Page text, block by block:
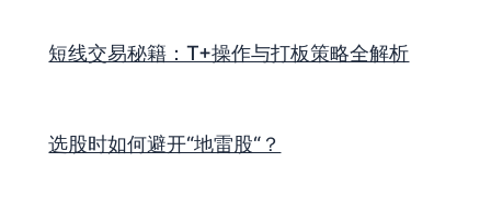
短线交易秘籍：T+操作与打板策略全解析
选股时如何避开“地雷股“？